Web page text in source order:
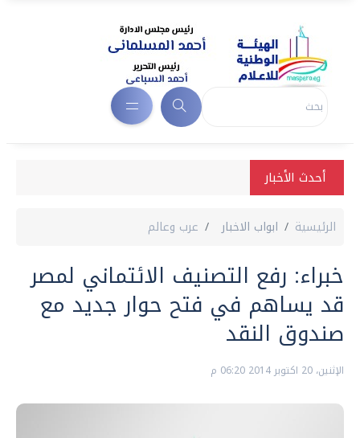
أحدث الأخبار
الرئيسية ابواب الاخبار عرب وعالم
خبراء: رفع التصنيف الائتماني لمصر
قد يساهم في فتح حوار جديد مع
صندوق النقد
الإثنين، 20 اكتوبر 2014 06:20 م